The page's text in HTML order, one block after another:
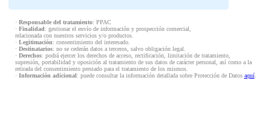
· Responsable del tratamiento: PPAC
· Finalidad: gestionar el envío de información y prospección comercial,
relacionada con nuestros servicios y/o productos.
· Legitimación: consentimiento del interesado.
· Destinatarios: no se cederán datos a terceros, salvo obligación legal.
· Derechos: podrá ejercer los derechos de acceso, rectificación, limitación de tratamiento,
supresión, portabilidad y oposición al tratamiento de sus datos de carácter personal, así como a la
retirada del consentimiento prestado para el tratamiento de los mismos.
· Información adicional: puede consultar la información detallada sobre Protección de Datos aquí.